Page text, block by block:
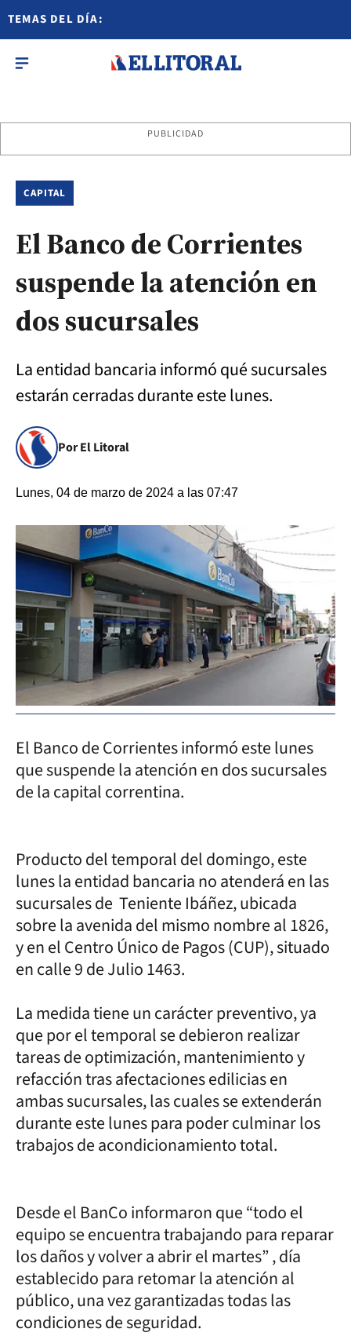
TEMAS DEL DÍA:
PUBLICIDAD
CAPITAL
El Banco de Corrientes
suspende la atención en
dos sucursales
La entidad bancaria informó qué sucursales
estarán cerradas durante este lunes.
Por El Litoral
Lunes, 04 de marzo de 2024 a las 07:47
El Banco de Corrientes informó este lunes
que suspende la atención en dos sucursales
de la capital correntina.
Producto del temporal del domingo, este
lunes la entidad bancaria no atenderá en las
sucursales de Teniente Ibáñez, ubicada
sobre la avenida del mismo nombre al 1826,
y en el Centro Único de Pagos (CUP), situado
en calle 9 de Julio 1463.
La medida tiene un carácter preventivo, ya
que por el temporal se debieron realizar
tareas de optimización, mantenimiento y
refacción tras afectaciones edilicias en
ambas sucursales, las cuales se extenderán
durante este lunes para poder culminar los
trabajos de acondicionamiento total.
Desde el BanCo informaron que “todo el
equipo se encuentra trabajando para reparar
los daños y volver a abrir el martes” , día
establecido para retomar la atención al
público, una vez garantizadas todas las
condiciones de seguridad.